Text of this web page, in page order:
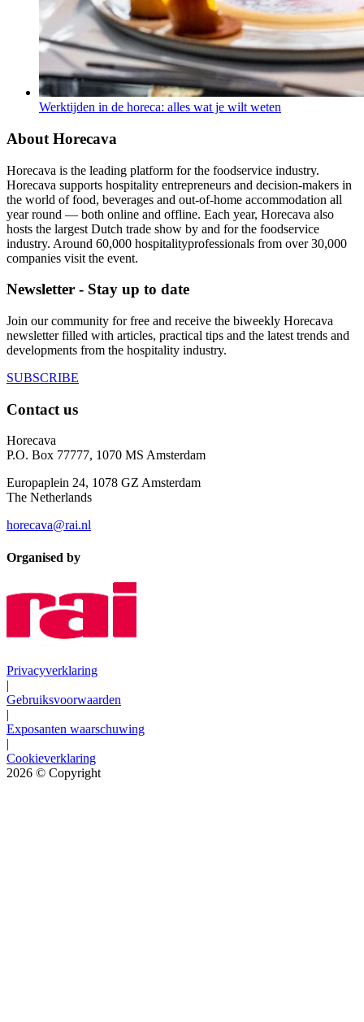
Werktijden in de horeca: alles wat je wilt weten
About Horecava
Horecava is the leading platform for the foodservice industry.
Horecava supports hospitality entrepreneurs and decision-makers in
the world of food, beverages and out-of-home accommodation all
year round — both online and offline. Each year, Horecava also
hosts the largest Dutch trade show by and for the foodservice
industry. Around 60,000 hospitalityprofessionals from over 30,000
companies visit the event.
Newsletter - Stay up to date
Join our community for free and receive the biweekly Horecava
newsletter filled with articles, practical tips and the latest trends and
developments from the hospitality industry.
SUBSCRIBE
Contact us
Horecava
P.O. Box 77777, 1070 MS Amsterdam
Europaplein 24, 1078 GZ Amsterdam
The Netherlands
horecava@rai.nl
Organised by
Privacyverklaring
|
Gebruiksvoorwaarden
|
Exposanten waarschuwing
|
Cookieverklaring
2026 © Copyright